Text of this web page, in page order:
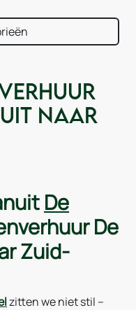
uit naar
De
De
Zuid-
zitten we niet stil –